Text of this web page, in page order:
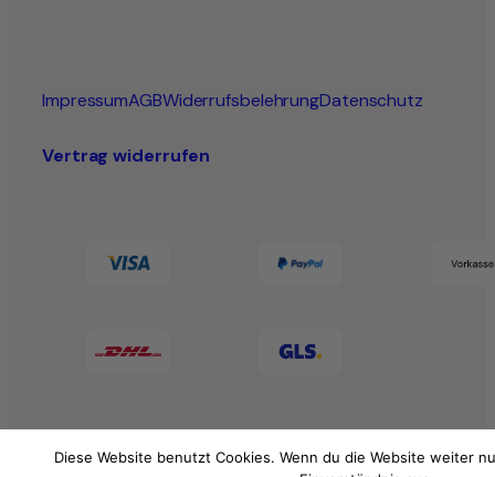
ImpressumAGBWiderrufsbelehrungDatenschutz
Vertrag widerrufen
Diese Website benutzt Cookies. Wenn du die Website weiter